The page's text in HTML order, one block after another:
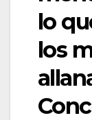
lo
los